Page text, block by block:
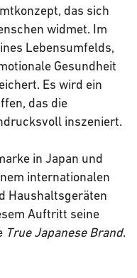
das sich
widmet. Im
Lebensumfelds,
Gesundheit
Es wird ein
das die
inszeniert.
in Japan und
internationalen
Haushaltsgeräten
Auftritt seine
True Japanese Brand.